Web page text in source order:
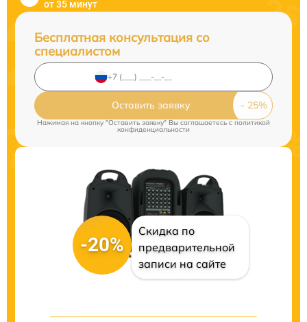
от 35 минут
Бесплатная консультация со
специалистом
Оставить заявку
Нажимая на кнопку "Оставить заявку" Вы соглашаетесь cполитикой
конфиденциальности
-20%
Скидка по
предварительной
записи на сайте